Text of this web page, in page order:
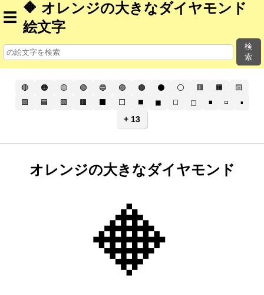
☰
🔶 オレンジの大きなダイヤモンド
絵文字
検
索
🔴 🟠 🟡 🟢 🔵 🟣 🟤 ⚫ ⚪ 🟥 🟧
🟨
🟩
🟦 🟪 🟫 ⬜ ◼️ ◼ ◻️ ◻ ◾ ◽ ▪️
+ 13
オレンジの大きなダイヤモンド
🔶